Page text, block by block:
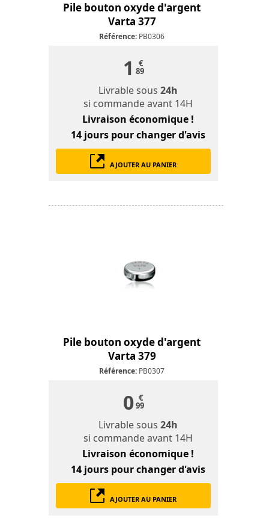
Pile bouton oxyde d'argent
Varta 377
Référence: PB0306
1 €
89
Livrable sous24h
si commande avant 14H
Livraison économique !
14 jours pour changer d'avis
AJOUTER AU PANIER
Pile bouton oxyde d'argent
Varta 379
Référence: PB0307
0 €
99
Livrable sous24h
si commande avant 14H
Livraison économique !
14 jours pour changer d'avis
AJOUTER AU PANIER